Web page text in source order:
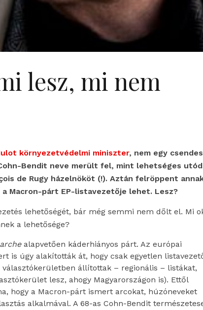
lesz, mi nem
környezetvédelmi miniszter, nem egy csendes
Bendit neve merült fel, mint lehetséges
de Rugy házelnököt (!). Aztán felröppent
Macron-párt EP-listavezetője lehet. Lesz?
lehetőségét, bár még semmi nem dőlt el. Mi
a lehetősége?
alapvetően káderhiányos párt. Az európai
is úgy alakították át, hogy csak egyetlen
állítottak – regionális – listákat,
lesz, ahogy Magyarországon is). Ettől
hogy a Macron-párt ismert arcokat, húzóneveket
alkalmával. A 68-as Cohn-Bendit